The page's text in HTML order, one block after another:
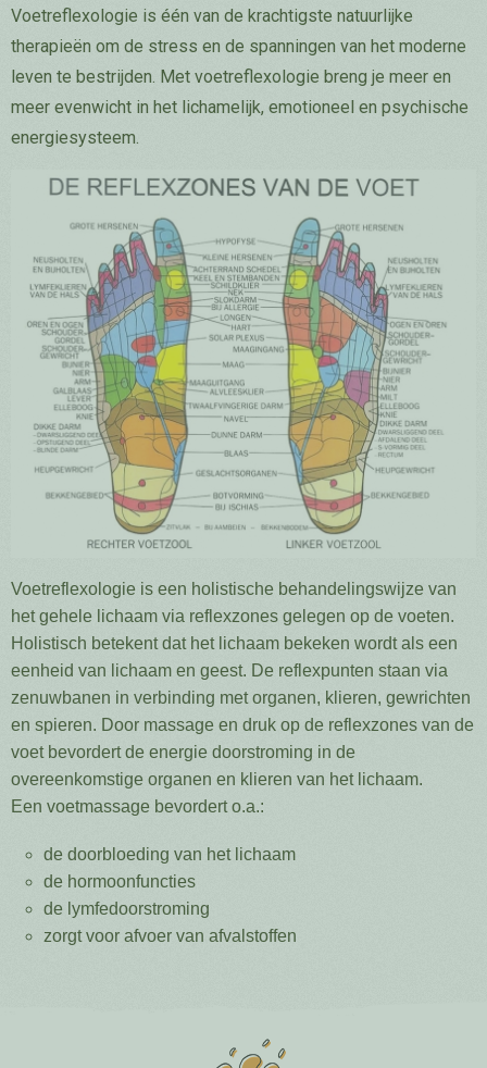
Voetreflexologie is één van de krachtigste natuurlijke
therapieën om de stress en de spanningen van het moderne
leven te bestrijden. Met voetreflexologie breng je meer en
meer evenwicht in het lichamelijk, emotioneel en psychische
energiesysteem.
Voetreflexologie is een holistische behandelingswijze van
het gehele lichaam via reflexzones gelegen op de voeten.
Holistisch betekent dat het lichaam bekeken wordt als een
eenheid van lichaam en geest. De reflexpunten staan via
zenuwbanen in verbinding met organen, klieren, gewrichten
en spieren. Door massage en druk op de reflexzones van de
voet bevordert de energie doorstroming in de
overeenkomstige organen en klieren van het lichaam.
Een voetmassage bevordert o.a.:
de doorbloeding van het lichaam
de hormoonfuncties
de lymfedoorstroming
zorgt voor afvoer van afvalstoffen